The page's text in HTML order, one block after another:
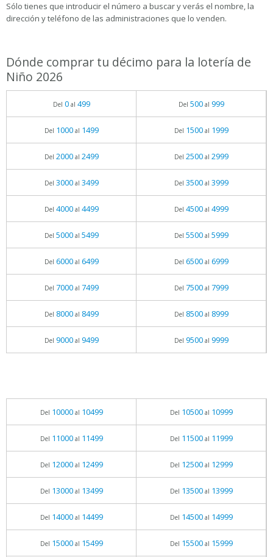
Sólo tienes que introducir el número a buscar y verás el nombre, la
dirección y teléfono de las administraciones que lo venden.
Dónde comprar tu décimo para la lotería de
Niño 2026
Del 0al 499 Del 500al 999
Del 1000al 1499 Del 1500al 1999
Del 2000al 2499 Del 2500al 2999
Del 3000al 3499 Del 3500al 3999
Del 4000al 4499 Del 4500al 4999
Del 5000al 5499 Del 5500al 5999
Del 6000al 6499 Del 6500al 6999
Del 7000al 7499 Del 7500al 7999
Del 8000al 8499 Del 8500al 8999
Del 9000al 9499 Del 9500al 9999
Del 10000al 10499 Del 10500al 10999
Del 11000al 11499 Del 11500al 11999
Del 12000al 12499 Del 12500al 12999
Del 13000al 13499 Del 13500al 13999
Del 14000al 14499 Del 14500al 14999
Del 15000al 15499 Del 15500al 15999